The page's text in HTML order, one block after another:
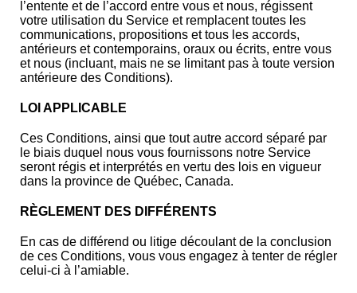
l’entente et de l’accord entre vous et nous, régissent
votre utilisation du Service et remplacent toutes les
communications, propositions et tous les accords,
antérieurs et contemporains, oraux ou écrits, entre vous
et nous (incluant, mais ne se limitant pas à toute version
antérieure des Conditions).
LOI APPLICABLE
Ces Conditions, ainsi que tout autre accord séparé par
le biais duquel nous vous fournissons notre Service
seront régis et interprétés en vertu des lois en vigueur
dans la province de Québec, Canada.
RÈGLEMENT DES DIFFÉRENTS
En cas de différend ou litige découlant de la conclusion
de ces Conditions, vous vous engagez à tenter de régler
celui-ci à l’amiable.